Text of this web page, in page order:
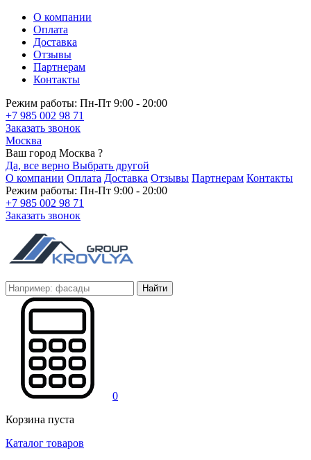
О компании
Оплата
Доставка
Отзывы
Партнерам
Контакты
Режим работы: Пн-Пт 9:00 - 20:00
+7 985 002 98 71
Заказать звонок
Москва
Ваш город Москва ?
Да, все верно Выбрать другой
О компании Оплата Доставка Отзывы Партнерам Контакты
Режим работы: Пн-Пт 9:00 - 20:00
+7 985 002 98 71
Заказать звонок
Найти
0
Корзина пуста
Каталог товаров